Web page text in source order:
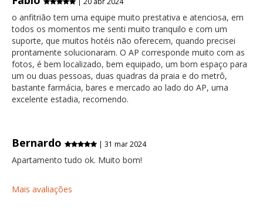
o anfitrião tem uma equipe muito prestativa e atenciosa, em
todos os momentos me senti muito tranquilo e com um
suporte, que muitos hotéis não oferecem, quando precisei
prontamente solucionaram. O AP corresponde muito com as
fotos, é bem localizado, bem equipado, um bom espaço para
um ou duas pessoas, duas quadras da praia e do metrô,
bastante farmácia, bares e mercado ao lado do AP, uma
excelente estadia, recomendo.
Bernardo | 31 mar 2024
Apartamento tudo ok. Muito bom!
Mais avaliações